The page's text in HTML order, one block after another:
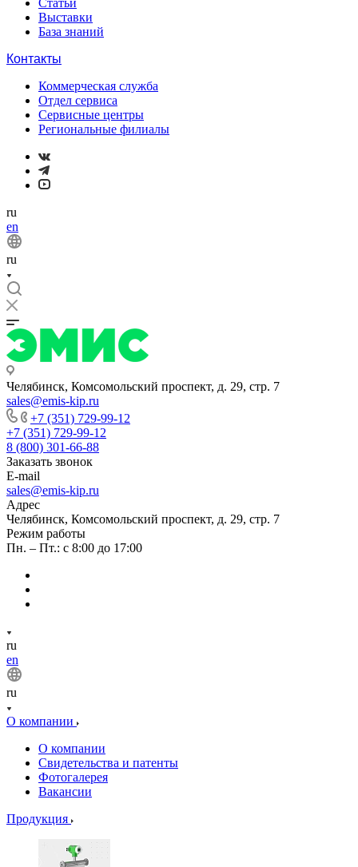
Статьи
Выставки
База знаний
Контакты
Коммерческая служба
Отдел сервиса
Сервисные центры
Региональные филиалы
ru
en
ru
Челябинск, Комсомольский проспект, д. 29, стр. 7
sales@emis-kip.ru
+7 (351) 729-99-12
+7 (351) 729-99-12
8 (800) 301-66-88
Заказать звонок
E-mail
sales@emis-kip.ru
Адрес
Челябинск, Комсомольский проспект, д. 29, стр. 7
Режим работы
Пн. – Пт.: с 8:00 до 17:00
ru
en
ru
О компании
О компании
Свидетельства и патенты
Фотогалерея
Вакансии
Продукция